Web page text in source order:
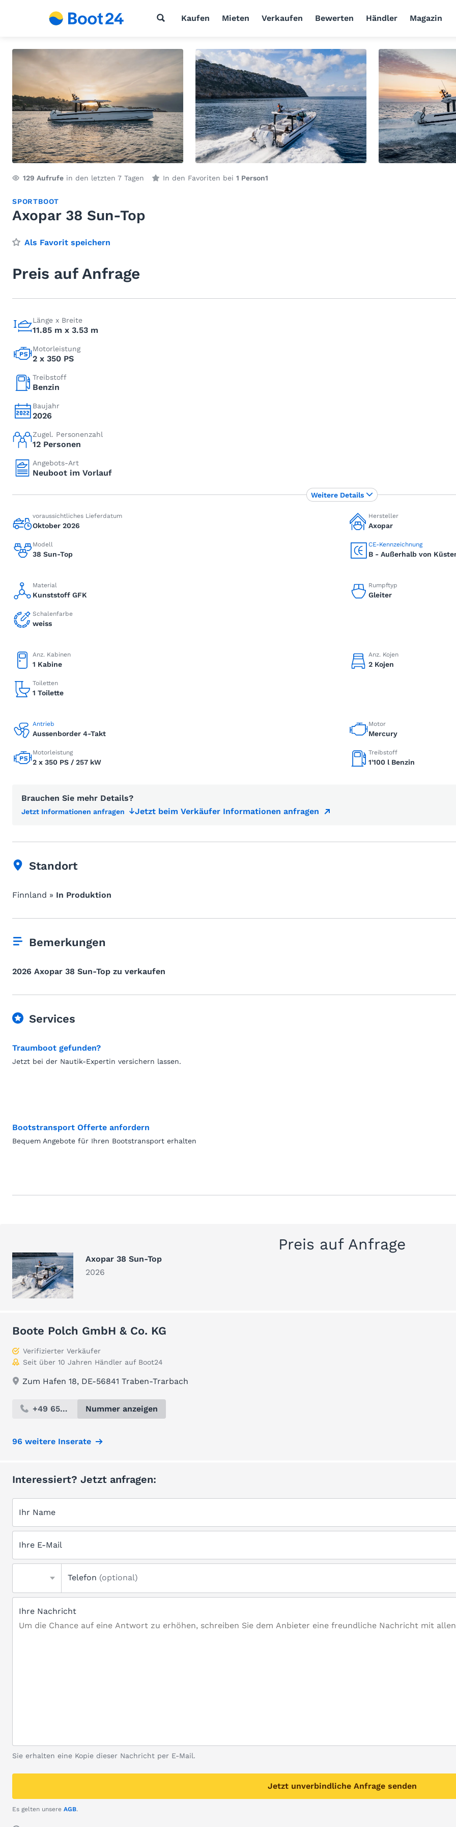
Kaufen Mieten Verkaufen Bewerten Händler Magazin
129 Aufrufe in den letzten 7 Tagen In den Favoriten bei 1 Person1
SPORTBOOT
Axopar 38 Sun-Top
Als Favorit speichern
Preis auf Anfrage
Länge x Breite
11.85 m x 3.53 m
Motorleistung
2 x 350 PS
Treibstoff
Benzin
Baujahr
2026
Zugel. Personenzahl
12 Personen
Angebots-Art
Neuboot im Vorlauf
voraussichtliches Lieferdatum
Oktober 2026
Hersteller
Axopar
Modell
38 Sun-Top
CE-Kennzeichnung
B - Außerhalb von
Material
Kunststoff GFK
Rumpftyp
Gleiter
Schalenfarbe
weiss
Anz. Kabinen
1 Kabine
Anz. Kojen
2 Kojen
Toiletten
1 Toilette
Antrieb
Aussenborder 4-Takt
Motor
Mercury
Motorleistung
2 x 350 PS / 257 kW
Treibstoff
1'100 l Benzin
Brauchen Sie mehr Details?
Jetzt Informationen anfragen Jetzt beim Verkäufer Informationen anfragen
Weitere Details
Standort
Finnland » In Produktion
Bemerkungen
2026 Axopar 38 Sun-Top zu verkaufen
Services
Traumboot gefunden?
Jetzt bei der Nautik-Expertin versichern lassen.
Bootstransport Offerte anfordern
Bequem Angebote für Ihren Bootstransport erhalten
Preis auf Anfrage
Axopar 38 Sun-Top
2026
Boote Polch GmbH & Co. KG
Verifizierter Verkäufer
Seit über 10 Jahren Händler auf Boot24
Zum Hafen 18, DE-56841 Traben-Trarbach
+49 654... Nummer anzeigen
96 weitere Inserate
Interessiert? Jetzt anfragen:
Ihr Name
Ihre E-Mail
Telefon (optional)
Ihre Nachricht
Sie erhalten eine Kopie dieser Nachricht per E-Mail.
Jetzt unverbindliche Anfrage senden
Es gelten unsere AGB.